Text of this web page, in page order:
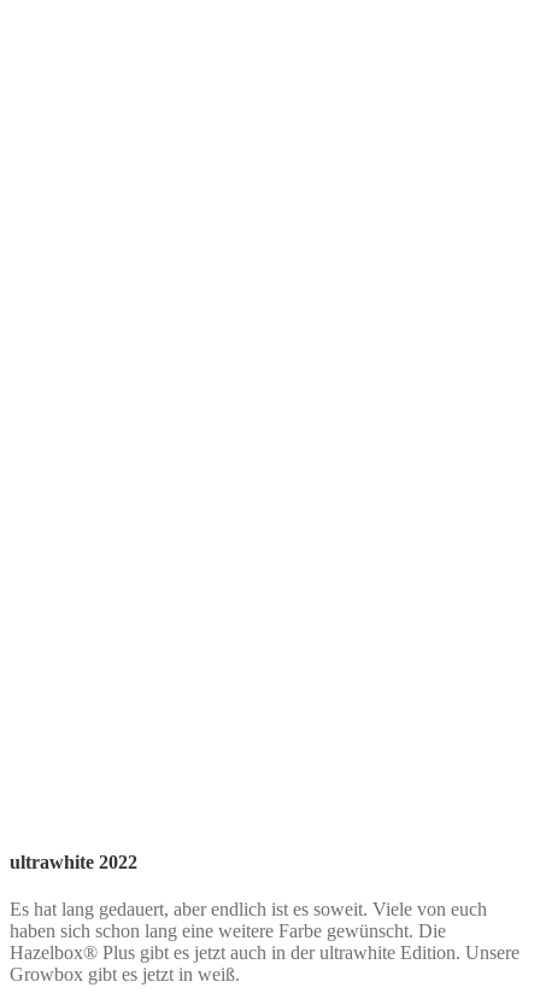
ultrawhite 2022
Es hat lang gedauert, aber endlich ist es soweit. Viele von euch
haben sich schon lang eine weitere Farbe gewünscht. Die
Hazelbox® Plus gibt es jetzt auch in der ultrawhite Edition. Unsere
Growbox gibt es jetzt in weiß.